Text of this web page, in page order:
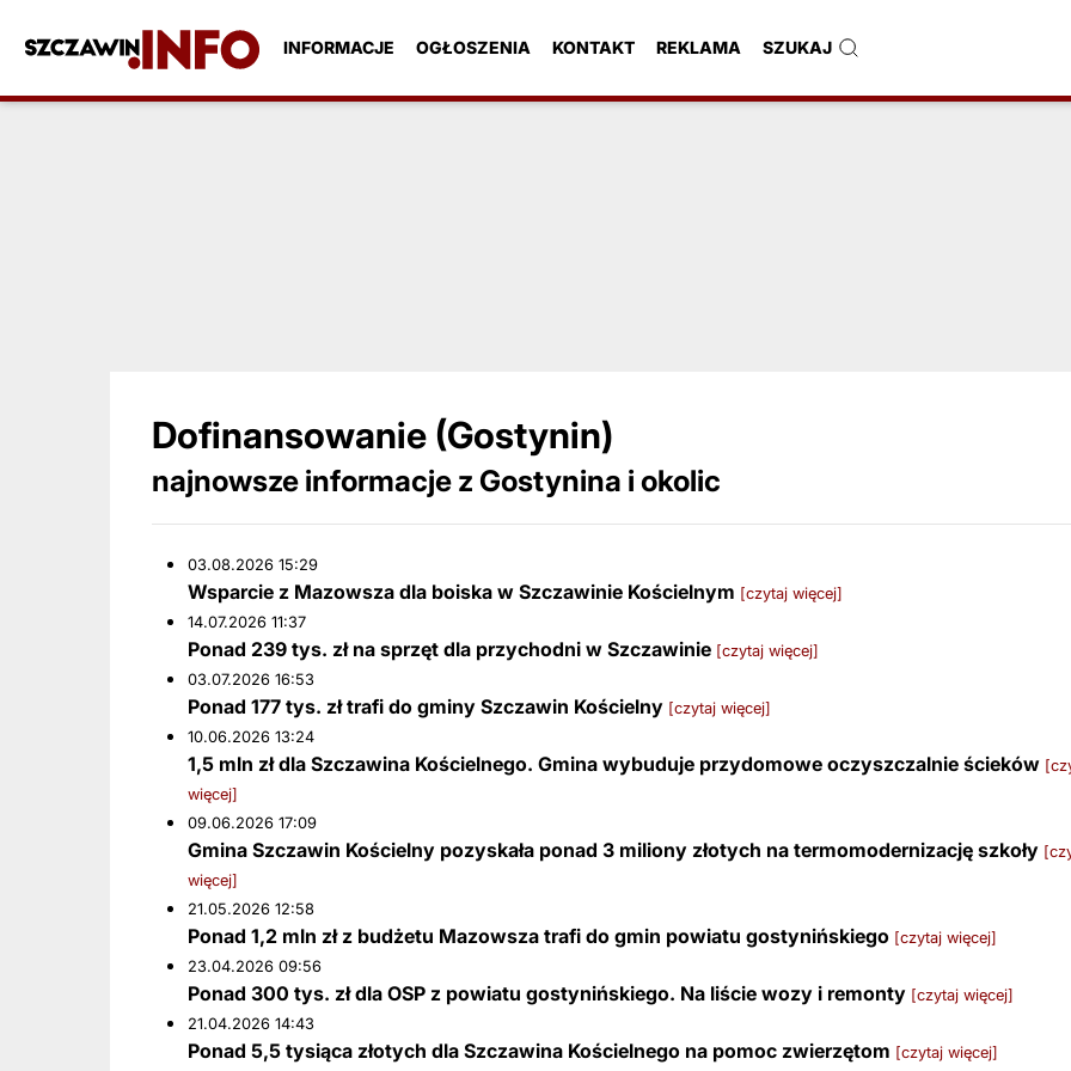
INFORMACJE OGŁOSZENIA KONTAKT REKLAMA SZUKAJ
Dofinansowanie (Gostynin)
najnowsze informacje z Gostynina i okolic
03.08.2026 15:29
Wsparcie z Mazowsza dla boiska w Szczawinie Kościelnym [czytaj więcej]
14.07.2026 11:37
Ponad 239 tys. zł na sprzęt dla przychodni w Szczawinie [czytaj więcej]
03.07.2026 16:53
Ponad 177 tys. zł trafi do gminy Szczawin Kościelny [czytaj więcej]
10.06.2026 13:24
1,5 mln zł dla Szczawina Kościelnego. Gmina wybuduje przydomowe oczyszczalnie ścieków
więcej]
09.06.2026 17:09
Gmina Szczawin Kościelny pozyskała ponad 3 miliony złotych na termomodernizację szkoły
więcej]
21.05.2026 12:58
Ponad 1,2 mln zł z budżetu Mazowsza trafi do gmin powiatu gostynińskiego [czytaj więcej]
23.04.2026 09:56
Ponad 300 tys. zł dla OSP z powiatu gostynińskiego. Na liście wozy i remonty [czytaj więcej]
21.04.2026 14:43
Ponad 5,5 tysiąca złotych dla Szczawina Kościelnego na pomoc zwierzętom [czytaj więcej]